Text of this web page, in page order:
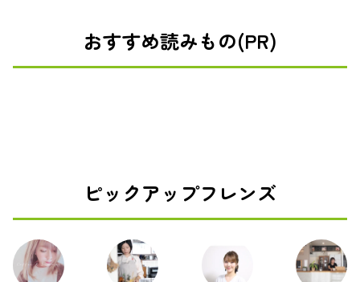
おすすめ読みもの(PR)
ピックアップフレンズ